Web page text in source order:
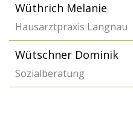
Wüthrich Melanie
Hausarztpraxis Langnau
Wütschner Dominik
Sozialberatung